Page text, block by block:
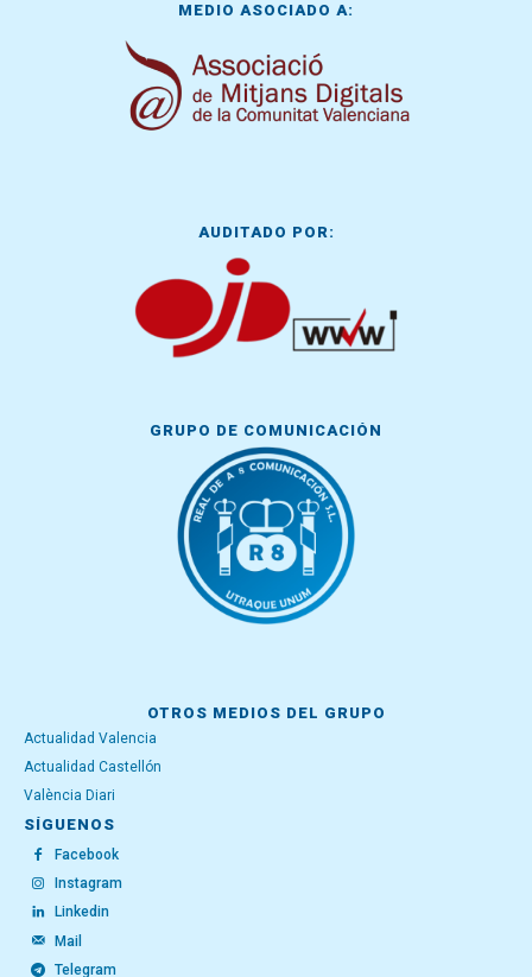
MEDIO ASOCIADO A:
AUDITADO POR:
GRUPO DE COMUNICACIÓN
OTROS MEDIOS DEL GRUPO
Actualidad Valencia
Actualidad Castellón
València Diari
SÍGUENOS
Facebook
Instagram
Linkedin
Mail
Telegram